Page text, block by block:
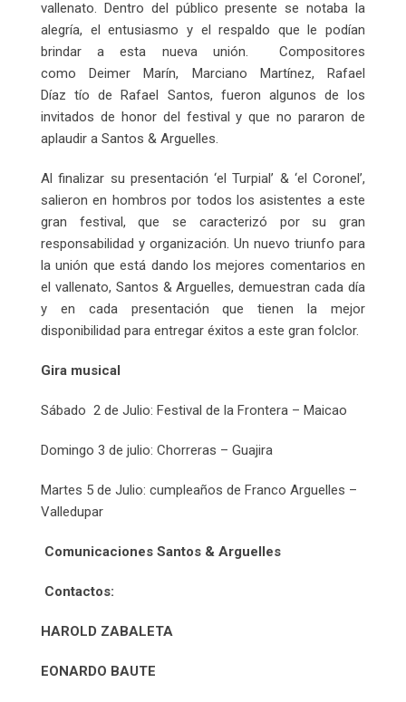
vallenato. Dentro del público presente se notaba la
alegría, el entusiasmo y el respaldo que le podían
brindar a esta nueva unión. Compositores
como Deimer Marín, Marciano Martínez, Rafael
Díaz tío de Rafael Santos, fueron algunos de los
invitados de honor del festival y que no pararon de
aplaudir a Santos & Arguelles.
Al finalizar su presentación ‘el Turpial’ & ‘el Coronel’,
salieron en hombros por todos los asistentes a este
gran festival, que se caracterizó por su gran
responsabilidad y organización. Un nuevo triunfo para
la unión que está dando los mejores comentarios en
el vallenato, Santos & Arguelles, demuestran cada día
y en cada presentación que tienen la mejor
disponibilidad para entregar éxitos a este gran folclor.
Gira musical
Sábado 2 de Julio: Festival de la Frontera – Maicao
Domingo 3 de julio: Chorreras – Guajira
Martes 5 de Julio: cumpleaños de Franco Arguelles –
Valledupar
Comunicaciones Santos & Arguelles
Contactos:
HAROLD ZABALETA
EONARDO BAUTE